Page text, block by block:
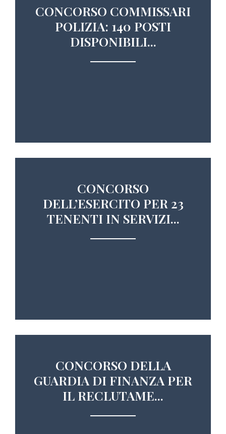
CONCORSO COMMISSARI
POLIZIA: 140 POSTI
DISPONIBILI...
CONCORSO
DELL’ESERCITO PER 23
TENENTI IN SERVIZI...
CONCORSO DELLA
GUARDIA DI FINANZA PER
IL RECLUTAME...